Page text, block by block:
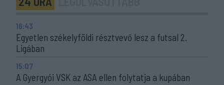
16:43
Egyetlen székelyföldi résztvevő lesz a futsal 2.
Ligában
15:07
A Gyergyói VSK az ASA ellen folytatja a kupában